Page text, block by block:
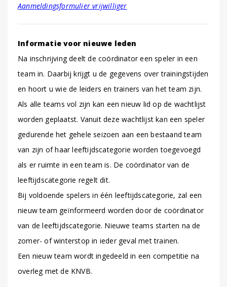
Aanmeldingsformulier vrijwilliger
Informatie voor nieuwe leden
Na inschrijving deelt de coördinator een speler in een
team in. Daarbij krijgt u de gegevens over trainingstijden
en hoort u wie de leiders en trainers van het team zijn.
Als alle teams vol zijn kan een nieuw lid op de wachtlijst
worden geplaatst. Vanuit deze wachtlijst kan een speler
gedurende het gehele seizoen aan een bestaand team
van zijn of haar leeftijdscategorie worden toegevoegd
als er ruimte in een team is. De coördinator van de
leeftijdscategorie regelt dit.
Bij voldoende spelers in één leeftijdscategorie, zal een
nieuw team geïnformeerd worden door de coördinator
van de leeftijdscategorie. Nieuwe teams starten na de
zomer- of winterstop in ieder geval met trainen.
Een nieuw team wordt ingedeeld in een competitie na
overleg met de KNVB.